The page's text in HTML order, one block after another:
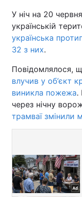
У ніч на 20
українській
українська
32 з них.
Повідомлялося,
влучив у об‘єкт
виникла пожежа.
через нічну
трамваї змінили